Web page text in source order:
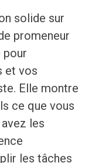
solide sur
promeneur
pour
et vos
Elle montre
ce que vous
les
les tâches